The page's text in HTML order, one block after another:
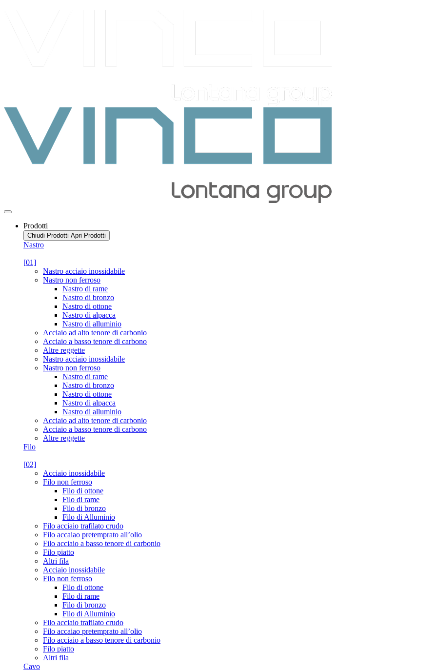
Prodotti
Chiudi Prodotti Apri Prodotti
Nastro
[01]
Nastro acciaio inossidabile
Nastro non ferroso
Nastro di rame
Nastro di bronzo
Nastro di ottone
Nastro di alpacca
Nastro di alluminio
Acciaio ad alto tenore di carbonio
Acciaio a basso tenore di carbono
Altre reggette
Nastro acciaio inossidabile
Nastro non ferroso
Nastro di rame
Nastro di bronzo
Nastro di ottone
Nastro di alpacca
Nastro di alluminio
Acciaio ad alto tenore di carbonio
Acciaio a basso tenore di carbono
Altre reggette
Filo
[02]
Acciaio inossidabile
Filo non ferroso
Filo di ottone
Filo di rame
Filo di bronzo
Filo di Alluminio
Filo acciaio trafilato crudo
Filo accaiao pretemprato all’olio
Filo acciaio a basso tenore di carbonio
Filo piatto
Altri fila
Acciaio inossidabile
Filo non ferroso
Filo di ottone
Filo di rame
Filo di bronzo
Filo di Alluminio
Filo acciaio trafilato crudo
Filo accaiao pretemprato all’olio
Filo acciaio a basso tenore di carbonio
Filo piatto
Altri fila
Cavo